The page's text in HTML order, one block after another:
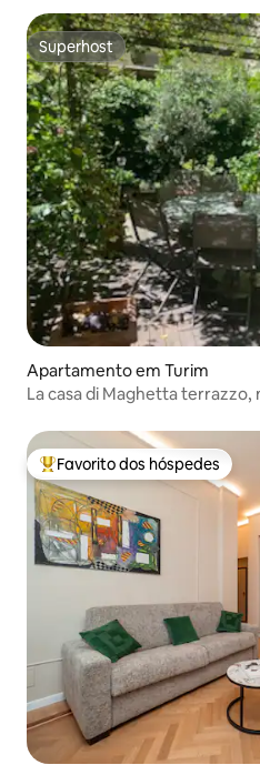
Superhost
Superhost
Apartamento em Turim
La casa di Maghetta terrazzo,
Favoritos dos hóspedes mais
Favorito dos hóspedes